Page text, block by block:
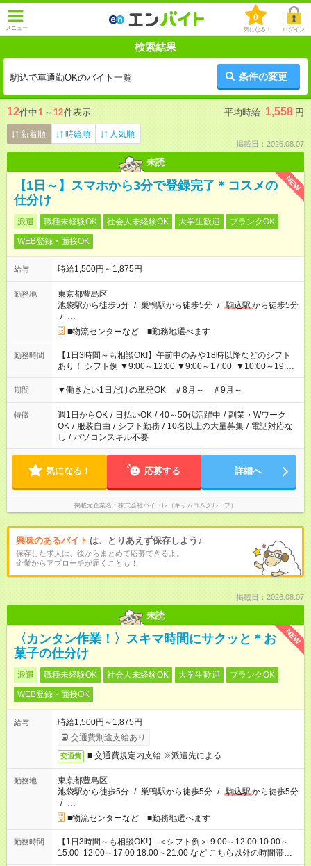
メニュー
0
気になる！ ログイン
検索結果
駒込で車通勤OKのバイト一覧 条件の変更
12件中1 ～ 12件表示 平均時給: 1,558 円
新着順 時給順 人気順
掲載日：2026.08.07
未読
NEW
【1日～】スマホから3分で登録完了＊コスメの
仕分け
派遣 職種未経験OK 社会人未経験OK 大学生歓迎
ブランクOK
WEB登録・面接OK
給与 時給1,500円～1,875円
勤務地
東京都豊島区
池袋駅から徒歩5分 / 巣鴨駅から徒歩5分 / 駒込駅から徒歩5分
/ …
■物流センターなど ■勤務地選べます
勤務時間
【1日3時間～も相談OK!】午前中のみや18時以降などのシフト
あり！ シフト例 ▼9:00～12:00 ▼9:00～17:00 ▼10:00～19:00
▼18:00～21:00
期間 ▼働きたい1日だけの単発OK ＃8月～ ＃9月～
特徴 週1日からOK / 日払いOK / 40～50代活躍中 / 副業・Wワーク
OK / 服装自由 / シフト勤務 / 10名以上の大量募集 / 電話対応な
し / パソコンスキル不要
気になる！ 応募する 詳細へ
掲載元企業名 株式会社バイトレ（キャムコムグループ）
興味のあるバイト は、とりあえず保存しよう♪
保存した求人は、後からまとめて応募できるよ。
企業からアプローチが届くことも！
掲載日：2026.08.07
未読
NEW
〈カンタン作業！〉スキマ時間にサクッと＊お
菓子の仕分け
派遣 職種未経験OK 社会人未経験OK 大学生歓迎
ブランクOK
WEB登録・面接OK
給与
時給1,500円～1,875円
交通費別途支給あり
交通費 ■ 交通費規定内支給 ※派遣先による
勤務地
東京都豊島区
池袋駅から徒歩5分 / 巣鴨駅から徒歩5分 / 駒込駅から徒歩5分
/ …
■物流センターなど ■勤務地選べます
勤務時間
【1日3時間～も相談OK!】 ＜シフト例＞ 9:00～12:00 10:00～
15:00 12:00～17:00 18:00～21:00 など こちら以外の時間帯も
お気軽にご相談ください！